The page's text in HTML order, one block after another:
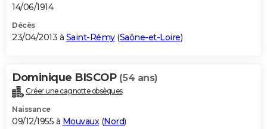
GUIDES D'ACHAT
BONS PLANS
Carte de Noël
Carte Bonne année
Carte Saint-Valentin
Carte Pâques
Carte d'anniversaire
DICTIONNAIRE
Dictionnaire
Biographies
Citations
Expressions
Proverbes
PROGRAMME TV
14/06/1914
Décès
23/04/2013 à Saint-Rémy(Saône-et-Loire)
Dominique BISCOP (54 ans)
Créer une cagnotte obsèques
Naissance
09/12/1955 à Mouvaux(Nord)